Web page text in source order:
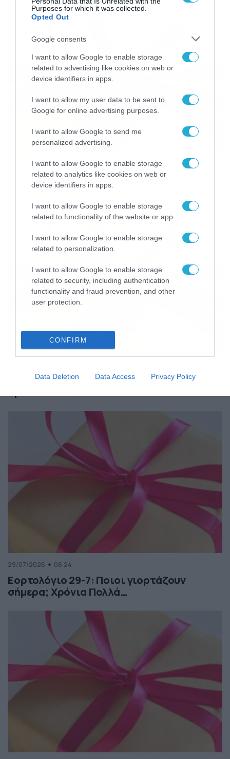
Purposes for which it was collected.
Opted Out
Google consents
I want to allow Google to enable storage
related to advertising like cookies on web or
device identifiers in apps.
I want to allow my user data to be sent to
Google for online advertising purposes.
I want to allow Google to send me
personalized advertising.
I want to allow Google to enable storage
related to analytics like cookies on web or
device identifiers in apps.
I want to allow Google to enable storage
related to functionality of the website or app.
I want to allow Google to enable storage
related to personalization.
I want to allow Google to enable storage
related to security, including authentication
functionality and fraud prevention, and other
user protection.
CONFIRM
Data Deletion Data Access Privacy Policy
06/08/2026 08:05
Εορτολόγιο 6-8: Ποιοι γιορτάζουν
σήμερα; Χρόνια Πολλά…
Εορτολόγιο 1-8: Ποιοι γιορτάζουν σήμερα;
29/07/2026 08:24
Εορτολόγιο 29-7: Ποιοι γιορτάζουν
σήμερα; Χρόνια Πολλά…